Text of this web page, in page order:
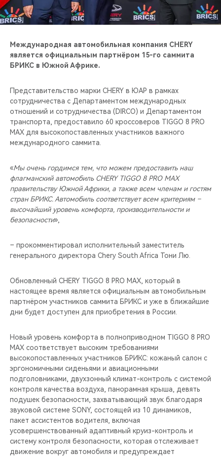
CHERY CONNECT
CHERY И СПОРТ
ВИДЕООБЗОРЫ
CHERY ДЛЯ ДЕТЕЙ
Международная автомобильная компания CHERY
является официальным партнёром 15-го саммита
БРИКС в Южной Африке.
Представительство марки CHERY в ЮАР в рамках
сотрудничества с Департаментом международных
отношений и сотрудничества (DIRCO) и Департаментом
транспорта, предоставило 60 кроссоверов TIGGO 8 PRO
MAX для высокопоставленных участников важного
международного саммита.
«Мы очень гордимся тем, что можем предоставить наш
флагманский автомобиль CHERY TIGGO 8 PRO MAX
правительству Южной Африки, а также всем членам и гостям
стран БРИКС. Автомобиль соответствует всем критериям –
высочайший уровень комфорта, производительности и
безопасности»,
– прокомментировал исполнительный заместитель
генерального директора Chery South Africa Тони Лю.
Обновленный CHERY TIGGO 8 PRO MAX, который в
настоящее время является официальным автомобильным
партнёром участников саммита БРИКС и уже в ближайшие
дни будет доступен для приобретения в России.
Новый уровень комфорта в полноприводном TIGGO 8 PRO
MAX соответствует высоким требованиями
высокопоставленных участников БРИКС: кожаный салон c
эргономичными сиденьями и авиационными
подголовниками, двухзонный климат-контроль с системой
контроля качества воздуха, панорамная крыша, девять
подушек безопасности, захватывающий звук благодаря
звуковой системе SONY, состоящей из 10 динамиков,
пакет ассистентов водителя, включая
усовершенствованный адаптивный круиз-контроль и
систему контроля безопасности, которая отслеживает
движение вокруг автомобиля и предупреждает